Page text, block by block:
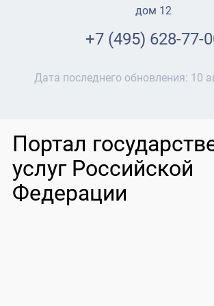
дом 12
+7 (495) 628-77-
Дата последнего обновления: 10
Портал
услуг Российской
Федерации